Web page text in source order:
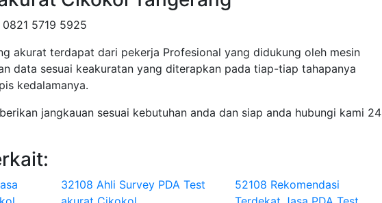
5719 5925
akurat terdapat dari pekerja Profesional yang didukung oleh mesin
data sesuai keakuratan yang diterapkan pada tiap-tiap tahapanya
kedalamanya.
jangkauan sesuai kebutuhan anda dan siap anda hubungi kami 24
32108 Ahli Survey PDA Test
52108 Rekomendasi